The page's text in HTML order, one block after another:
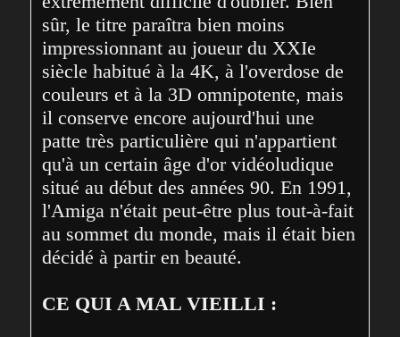
sûr, le titre paraîtra bien moins
impressionnant au joueur du XXIe
siècle habitué à la 4K, à l'overdose de
couleurs et à la 3D omnipotente, mais
il conserve encore aujourd'hui une
patte très particulière qui n'appartient
qu'à un certain âge d'or vidéoludique
situé au début des années 90. En 1991,
l'Amiga n'était peut-être plus tout-à-fait
au sommet du monde, mais il était bien
décidé à partir en beauté.
CE QUI A MAL VIEILLI :